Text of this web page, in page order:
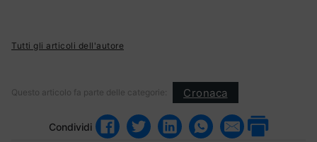
Tutti gli articoli dell'autore
Questo articolo fa parte delle categorie: Cronaca
Condividi